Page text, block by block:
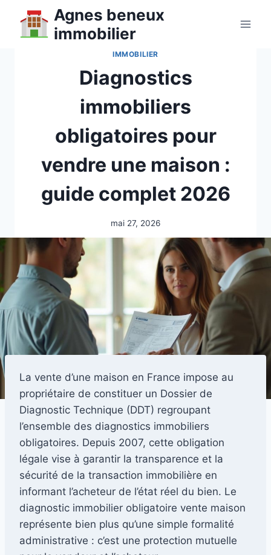
contenu
Agnes beneux
immobilier
IMMOBILIER
Diagnostics
immobiliers
obligatoires pour
vendre une maison :
guide complet 2026
mai 27, 2026
La vente d’une maison en France impose au
propriétaire de constituer un Dossier de
Diagnostic Technique (DDT) regroupant
l’ensemble des diagnostics immobiliers
obligatoires. Depuis 2007, cette obligation
légale vise à garantir la transparence et la
sécurité de la transaction immobilière en
informant l’acheteur de l’état réel du bien. Le
diagnostic immobilier obligatoire vente maison
représente bien plus qu’une simple formalité
administrative : c’est une protection mutuelle